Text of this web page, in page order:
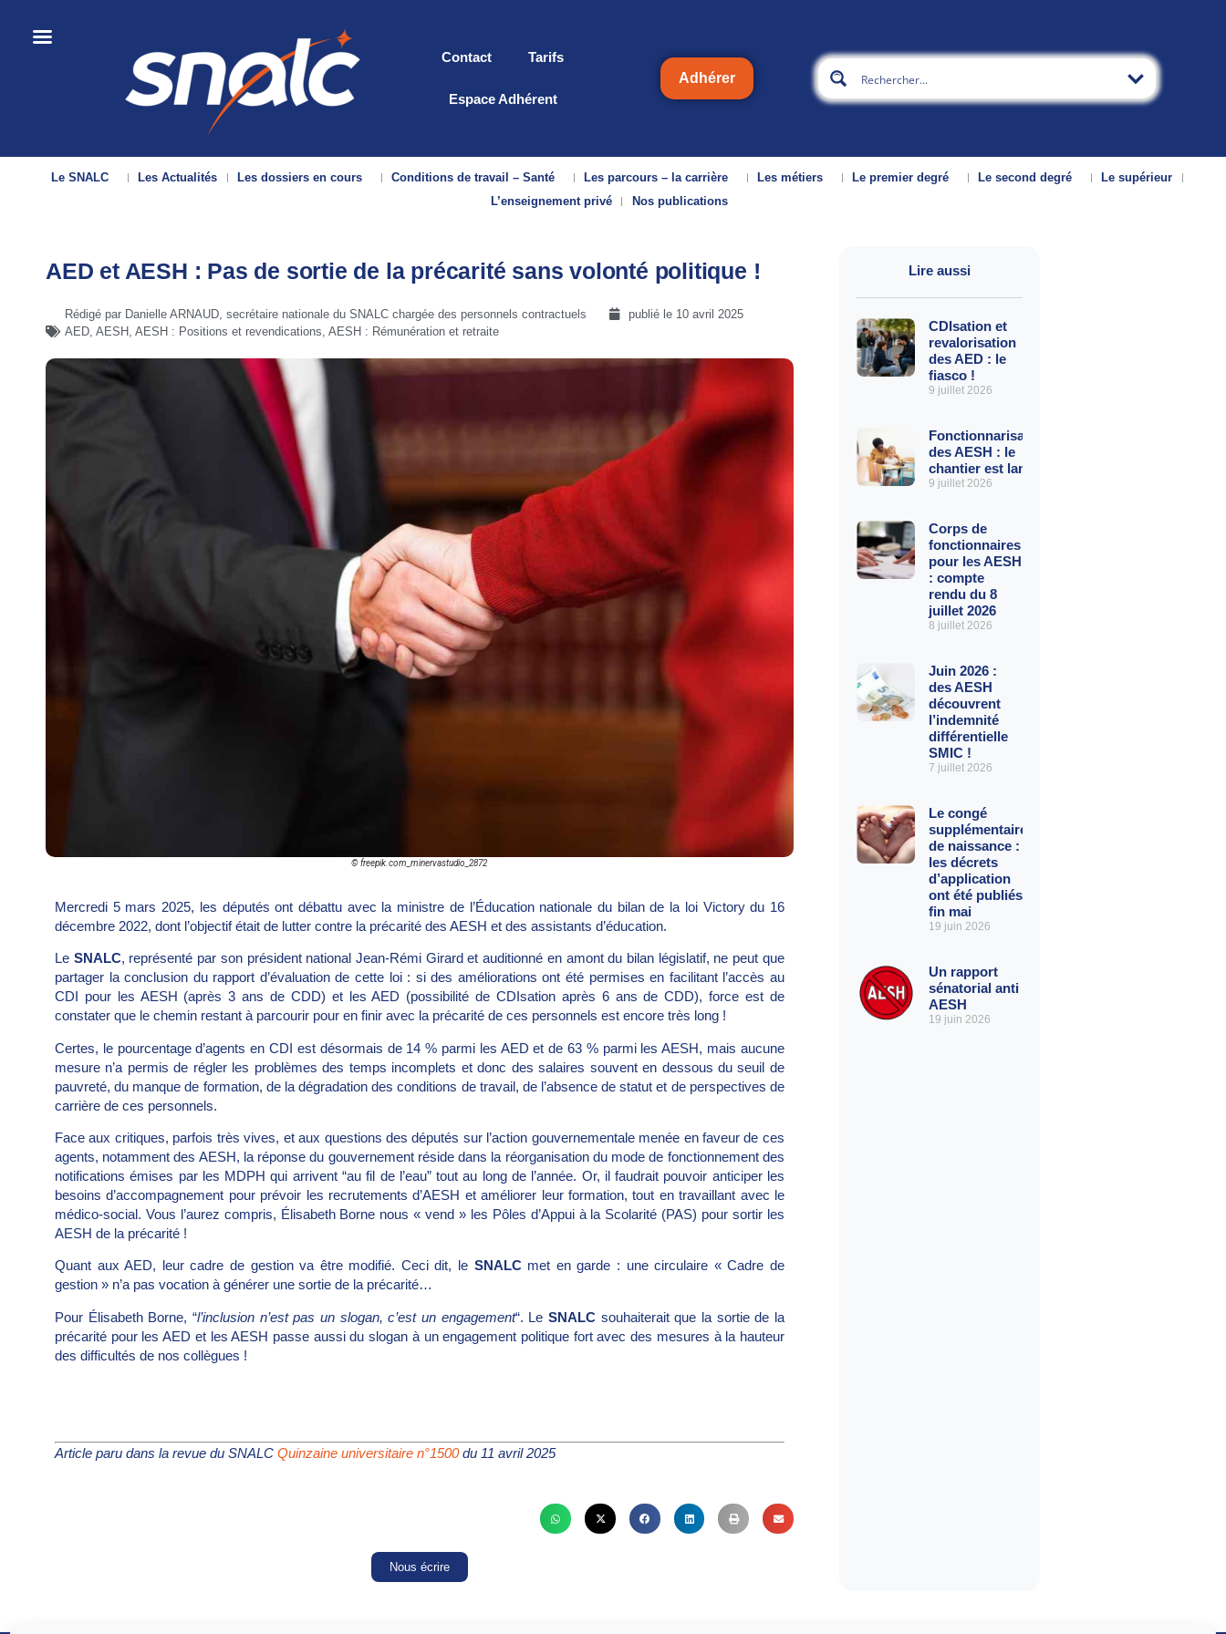
Contact Tarifs
Espace Adhérent
Adhérer
Le SNALC Les Actualités Les dossiers en cours Conditions de travail – Santé Les parcours – la carrière Les métiers Le premier degré Le second degré
Le supérieur
L’enseignement privé
Nos publications
AED et AESH : Pas de sortie de la précarité sans volonté politique !
Rédigé par Danielle ARNAUD, secrétaire nationale du SNALC chargée des personnels contractuels publié le 10 avril 2025
AED, AESH , AESH : Positions et revendications, AESH : Rémunération et retraite
© freepik.com_minervastudio_2872
Mercredi 5 mars 2025, les députés ont débattu avec la ministre de l’Éducation nationale du bilan de la loi Victory du 16
décembre 2022, dont l’objectif était de lutter contre la précarité des AESH et des assistants d’éducation.
Le SNALC, représenté par son président national Jean-Rémi Girard et auditionné en amont du bilan législatif, ne peut que
partager la conclusion du rapport d’évaluation de cette loi : si des améliorations ont été permises en facilitant l’accès au
CDI pour les AESH (après 3 ans de CDD) et les AED (possibilité de CDIsation après 6 ans de CDD), force est de
constater que le chemin restant à parcourir pour en finir avec la précarité de ces personnels est encore très long !
Certes, le pourcentage d’agents en CDI est désormais de 14 % parmi les AED et de 63 % parmi les AESH, mais aucune
mesure n’a permis de régler les problèmes des temps incomplets et donc des salaires souvent en dessous du seuil de
pauvreté, du manque de formation, de la dégradation des conditions de travail, de l’absence de statut et de perspectives de
carrière de ces personnels.
Face aux critiques, parfois très vives, et aux questions des députés sur l’action gouvernementale menée en faveur de ces
agents, notamment des AESH, la réponse du gouvernement réside dans la réorganisation du mode de fonctionnement des
notifications émises par les MDPH qui arrivent “au fil de l’eau” tout au long de l’année. Or, il faudrait pouvoir anticiper les
besoins d’accompagnement pour prévoir les recrutements d’AESH et améliorer leur formation, tout en travaillant avec le
médico-social. Vous l’aurez compris, Élisabeth Borne nous « vend » les Pôles d’Appui à la Scolarité (PAS) pour sortir les
AESH de la précarité !
Quant aux AED, leur cadre de gestion va être modifié. Ceci dit, le SNALCmet en garde : une circulaire « Cadre de
gestion » n’a pas vocation à générer une sortie de la précarité…
Pour Élisabeth Borne, “l’inclusion n’est pas un slogan, c’est un engagement“. Le SNALCsouhaiterait que la sortie de la
précarité pour les AED et les AESH passe aussi du slogan à un engagement politique fort avec des mesures à la hauteur
des difficultés de nos collègues !
Article paru dans la revue du SNALC Quinzaine universitaire n°1500du 11 avril 2025
Nous écrire
Lire aussi
CDIsation et
revalorisation
des AED : le
fiasco !
9 juillet 2026
Fonctionnarisation
des AESH : le
chantier est lancé
9 juillet 2026
Corps de
fonctionnaires
pour les AESH
: compte
rendu du 8
juillet 2026
8 juillet 2026
Juin 2026 :
des AESH
découvrent
l’indemnité
différentielle
SMIC !
7 juillet 2026
Le congé
supplémentaire
de naissance :
les décrets
d’application
ont été publiés
fin mai
19 juin 2026
Un rapport
sénatorial anti
AESH
19 juin 2026